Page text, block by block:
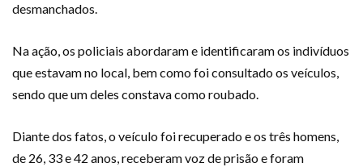
desmanchados.
Na ação, os policiais abordaram e identificaram os indivíduos
que estavam no local, bem como foi consultado os veículos,
sendo que um deles constava como roubado.
Diante dos fatos, o veículo foi recuperado e os três homens,
de 26, 33 e 42 anos, receberam voz de prisão e foram